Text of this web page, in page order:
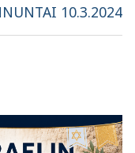
10.3.2024